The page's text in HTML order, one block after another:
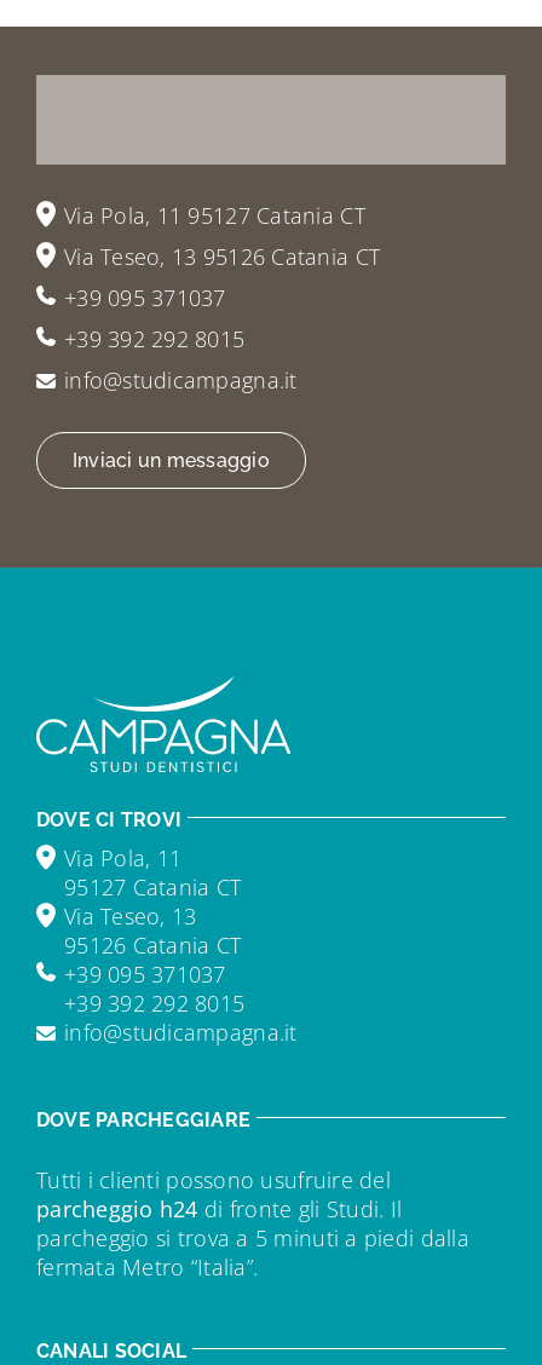
Via Pola, 11 95127 Catania CT
Via Teseo, 13 95126 Catania CT
+39 095 371037
+39 392 292 8015
info@studicampagna.it
Inviaci un messaggio
DOVE CI TROVI
Via Pola, 11
95127 Catania CT
Via Teseo, 13
95126 Catania CT
+39 095 371037
+39 392 292 8015
info@studicampagna.it
DOVE PARCHEGGIARE
Tutti i clienti possono usufruire del
parcheggio h24 di fronte gli Studi. Il
parcheggio si trova a 5 minuti a piedi dalla
fermata Metro “Italia”.
CANALI SOCIAL